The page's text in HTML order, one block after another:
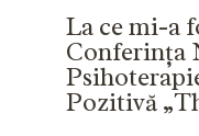
La ce mi-a
Conferința
Pozitivă